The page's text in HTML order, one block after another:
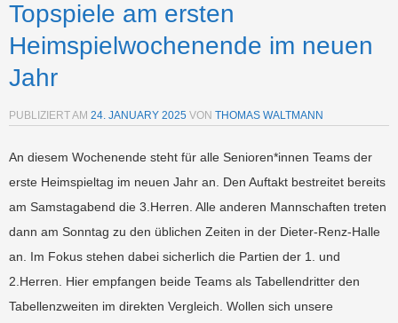
Topspiele am ersten
Heimspielwochenende im neuen
Jahr
PUBLIZIERT AM 24. JANUARY 2025 VON THOMAS WALTMANN
An diesem Wochenende steht für alle Senioren*innen Teams der
erste Heimspieltag im neuen Jahr an. Den Auftakt bestreitet bereits
am Samstagabend die 3.Herren. Alle anderen Mannschaften treten
dann am Sonntag zu den üblichen Zeiten in der Dieter-Renz-Halle
an. Im Fokus stehen dabei sicherlich die Partien der 1. und
2.Herren. Hier empfangen beide Teams als Tabellendritter den
Tabellenzweiten im direkten Vergleich. Wollen sich unsere